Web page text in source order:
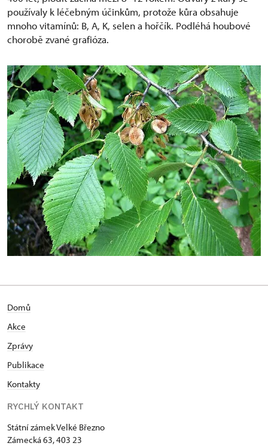
používaly k léčebným účinkům, protože kůra obsahuje
mnoho vitamínů: B, A, K, selen a hořčík. Podléhá houbové
chorobě zvané grafióza.
Domů
Akce
Zprávy
Publikace
Kontakty
RYCHLÝ KONTAKT
Státní zámek Velké Březno
Zámecká 63, 403 23